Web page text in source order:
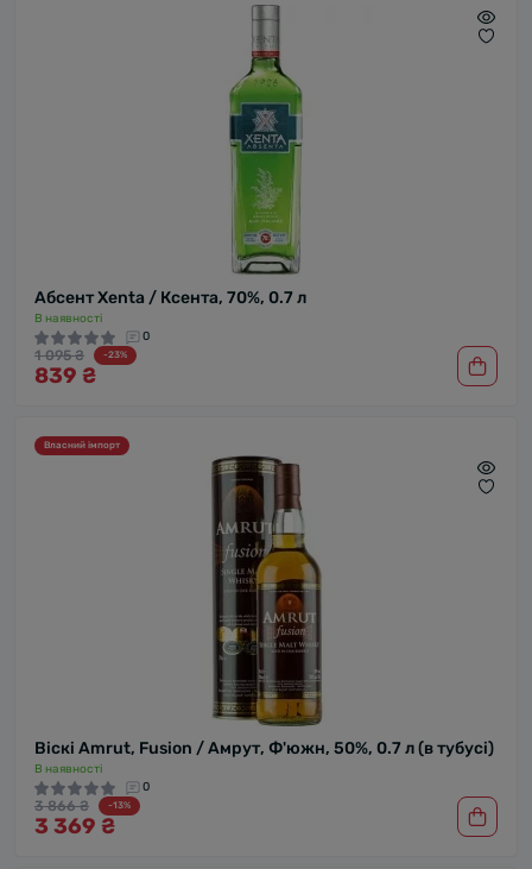
Абсент Xenta / Ксента, 70%, 0.7 л
В наявності
0
1 095 ₴ -23%
839 ₴
Власний імпорт
Віскі Amrut, Fusion / Амрут, Ф'южн, 50%, 0.7 л (в тубусі)
В наявності
0
3 866 ₴ -13%
3 369 ₴